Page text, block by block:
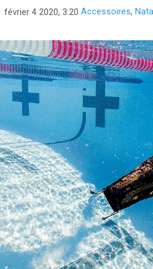
février 4 2020, 3:20 Catégories
Accessoires,